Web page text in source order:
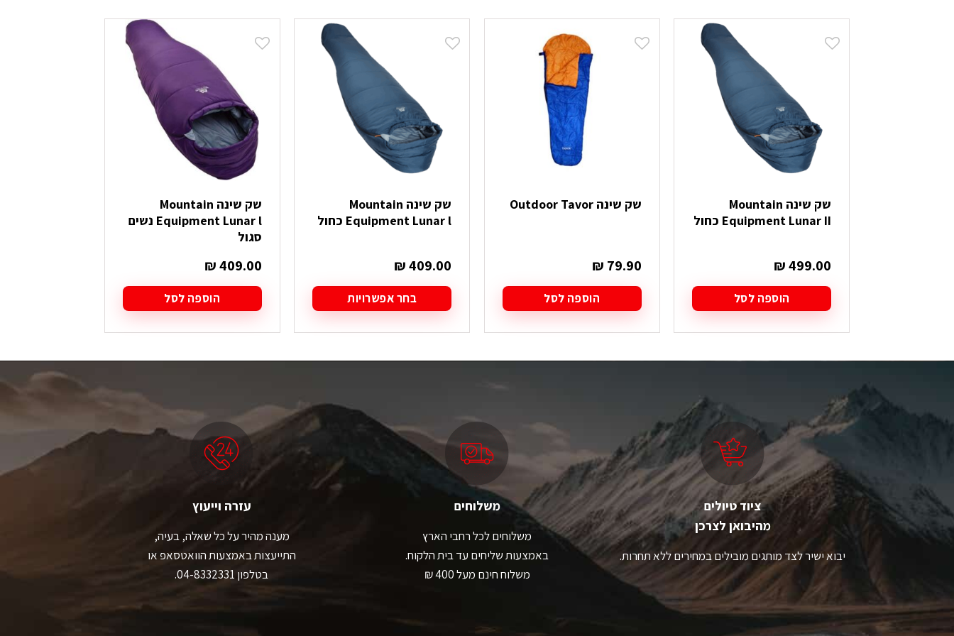
שק שינה Mountain
Equipment Lunar II כחול
₪499.00
הוספה לסל
שק שינה Outdoor Tavor
₪ 79.90
הוספה לסל
שק שינה Mountain
Equipment Lunar l כחול
₪409.00
בחר אפשרויות
למוצר
זה
את
האפשרויות
בעמוד
שק שינה Mountain
Equipment Lunar l נשים
סגול
₪409.00
הוספה לסל
מספר
את
האפשרויות
ציוד טיולים
מהיבואן לצרכן
יבוא ישיר לצד מותגים מובילים במחירים ללא תחרות.
משלוחים
משלוחים לכל רחבי הארץ
באמצעות שליחים עד בית הלקוח.
משלוח חינם מעל 400 ₪
עזרה וייעוץ
מענה מהיר על כל שאלה, בעיה,
התייעצות באמצעות הוואטסאפ או
בטלפון 04-8332331.